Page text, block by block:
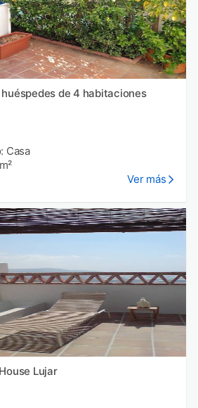
de 4 habitaciones
Casa
Ver más
Lujar